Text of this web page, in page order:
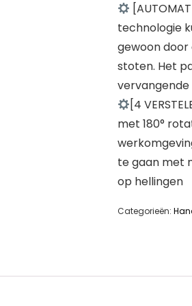
technologie
gewoon
stoten. Het
vervangende
[4
met 180°
te gaan met
op hellingen
Categorieën: